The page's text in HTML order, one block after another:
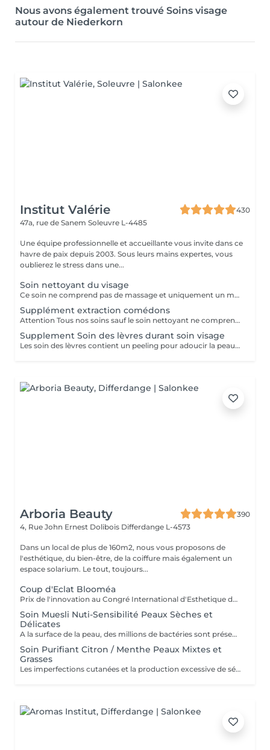
Nous avons également trouvé Soins visage
autour de Niederkorn
Institut Valérie
430
47a, rue de Sanem Soleuvre L-4485
Une équipe professionnelle et accueillante vous invite dans ce
havre de paix depuis 2003. Sous leurs mains expertes, vous
oublierez le stress dans une...
Soin nettoyant du visage
Ce soin ne comprend pas de massage et uniquement un masque crème
Supplément extraction comédons
Attention Tous nos soins sauf le soin nettoyant ne comprennent pas dextractions des comédons Donc réservez ce supplément lors de votre prise de rendez-vous pour un soin visage si vous désirez une extraction des comédons
Supplement Soin des lèvres durant soin visage
Les soin des lèvres contient un peeling pour adoucir la peau et un masque spécifique lèvres au collagène & fleur de camomille. Résultat: des lèvres plus douces et hydratées.
Arboria Beauty
390
4, Rue John Ernest Dolibois Differdange L-4573
Dans un local de plus de 160m2, nous vous proposons de
l'esthétique, du bien-être, de la coiffure mais également un
espace solarium. Le tout, toujours...
Coup d'Eclat Blooméa
Prix de l'innovation au Congré International d'Esthetique de Paris, Venez découvrir en exclusivité au Luxembourg la nouvelle technologie Blooméa. Ce soin est un soin complet en 3 actions : la macro-exfoliation, le modelage par microvibrations et la luminothérapie. 1 seule séance mensuelle ou tous les 2 mois pour régénérer régulièrement la peau, ou plus ponctuelle, pour se préparer à une occasion particulière : le coup d'éclat Bloomea® est bien plus efficace qu'un soin manuel classique en institut pour l'entretien d'un visage épuré, plus lisse et harmonieux. Ce soin assure une pénétration optimisée des crèmes, ainsi qu'un meilleur maintien du maquillage.
Soin Muesli Nuti-Sensibilité Peaux Sèches et
Délicates
A la surface de la peau, des millions de bactéries sont présentes naturellement et forment ce que l'on appelle le microbiome. Le déséquilibre de ce microbiome cutané peut être à l'origine de désagréments tels que les sensibilités et la peau sèche et agir comme un véritable agréssion. Notre solution pour rétablir cet équilibre repose sur 4 actions; minimiser les risques ,protéger ,traiter et normaliser gràce à l'extrait d'avoine bio, des probiotiques ,du miel et bien d'autres encore...
Soin Purifiant Citron / Menthe Peaux Mixtes et
Grasses
Les imperfections cutanées et la production excessive de sébum caractérisant les peaux grasses sont plus fréquentes chez les adolescents et les jeunes adultes. Mais certains facteurs peuvent favoriser la surproduction de sébum,, les imperfections ou encore la dilatation des pores à tous les âges. Action: A base de Citron et Menthe, Réduit la production de sébum, auto-purifie la peau et l'assainit tout en réduisant la taille des pores.